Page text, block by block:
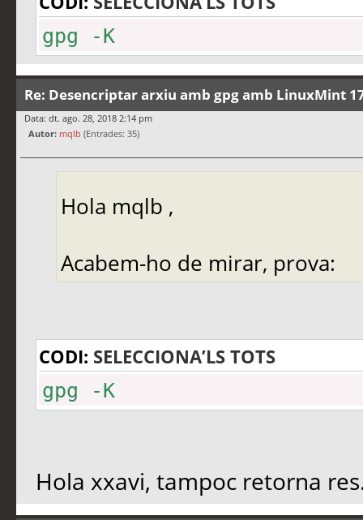
gpg -K
Re: Desencriptar arxiu amb gpg amb LinuxMint
Data: dt. ago. 28, 2018 2:14 pm
Autor: mqlb (Entrades: 35)
Hola mqlb ,
Acabem-ho de mirar, prova:
CODI: SELECCIONA’LS TOTS
gpg -K
Hola xxavi, tampoc retorna